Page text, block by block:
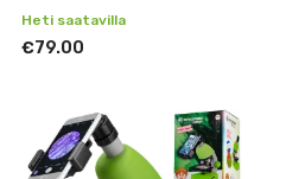
Heti saatavilla
€79.00